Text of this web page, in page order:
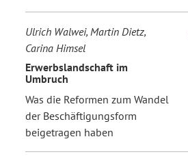
Ulrich Walwei, Martin Dietz,
Carina Himsel
Erwerbslandschaft im
Umbruch
Was die Reformen zum Wandel
der Beschäftigungsform
beigetragen haben